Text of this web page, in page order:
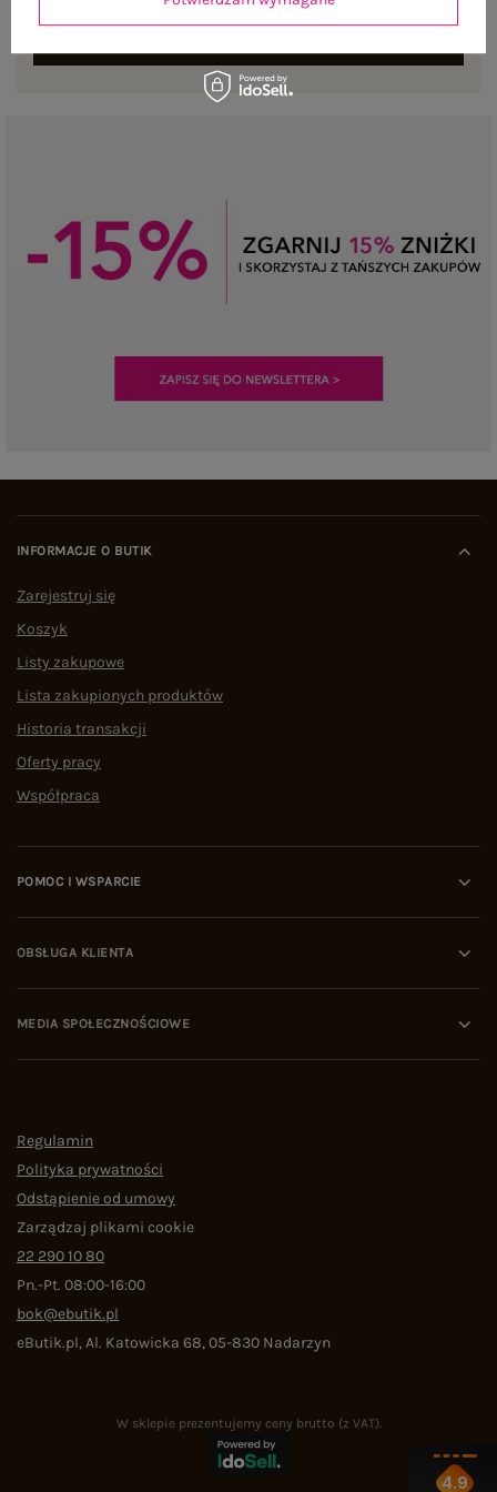
INFORMACJE O BUTIK
Zarejestruj się
Koszyk
Listy zakupowe
Lista zakupionych produktów
Historia transakcji
Oferty pracy
Współpraca
POMOC I WSPARCIE
OBSŁUGA KLIENTA
MEDIA SPOŁECZNOŚCIOWE
Regulamin
Polityka prywatności
Odstąpienie od umowy
Zarządzaj plikami cookie
22 290 10 80
Pn.-Pt. 08:00-16:00
bok@ebutik.pl
eButik.pl,Al. Katowicka 68,05-830 Nadarzyn
W sklepie prezentujemy ceny brutto (z VAT).
4.9